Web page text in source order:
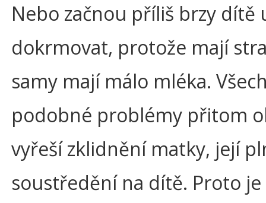
Nebo začnou příliš brzy dítě
dokrmovat, protože mají
samy mají málo mléka.
podobné problémy přitom
vyřeší zklidnění matky, její
soustředění na dítě. Proto